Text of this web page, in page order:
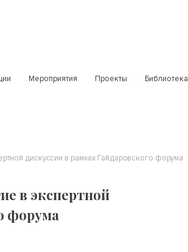
Мероприятия Проекты Библиотека
дискуссии в рамках Гайдаровского форума
в экспертной
форума